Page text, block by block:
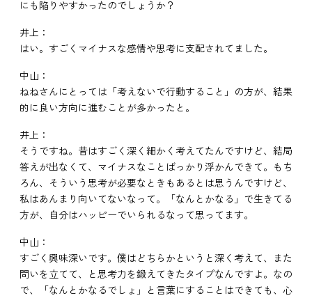
にも陥りやすかったのでしょうか？
井上：
はい。すごくマイナスな感情や思考に支配されてました。
中山：
ねねさんにとっては「考えないで行動すること」の方が、結果
的に良い方向に進むことが多かったと。
井上：
そうですね。昔はすごく深く細かく考えてたんですけど、結局
答えが出なくて、マイナスなことばっかり浮かんできて。もち
ろん、そういう思考が必要なときもあるとは思うんですけど、
私はあんまり向いてないなって。「なんとかなる」で生きてる
方が、自分はハッピーでいられるなって思ってます。
中山：
すごく興味深いです。僕はどちらかというと深く考えて、また
問いを立てて、と思考力を鍛えてきたタイプなんですよ。なの
で、「なんとかなるでしょ」と言葉にすることはできても、心